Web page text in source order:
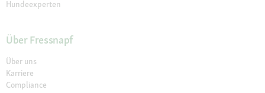
Hundeexperten
Über Fressnapf
Über uns
Karriere
Compliance